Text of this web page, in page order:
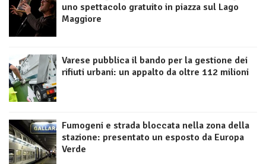
uno spettacolo gratuito in piazza sul Lago
Maggiore
Varese pubblica il bando per la gestione dei
rifiuti urbani: un appalto da oltre 112 milioni
Fumogeni e strada bloccata nella zona della
stazione: presentato un esposto da Europa
Verde